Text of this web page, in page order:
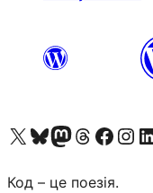
Visit our X (formerly Twitter) account
Visit our Bluesky account
Завітайте до нашої стрічки в Mastodon
Visit our Threads account
Завітайте на нашу
Visit our
Код – це поезія.